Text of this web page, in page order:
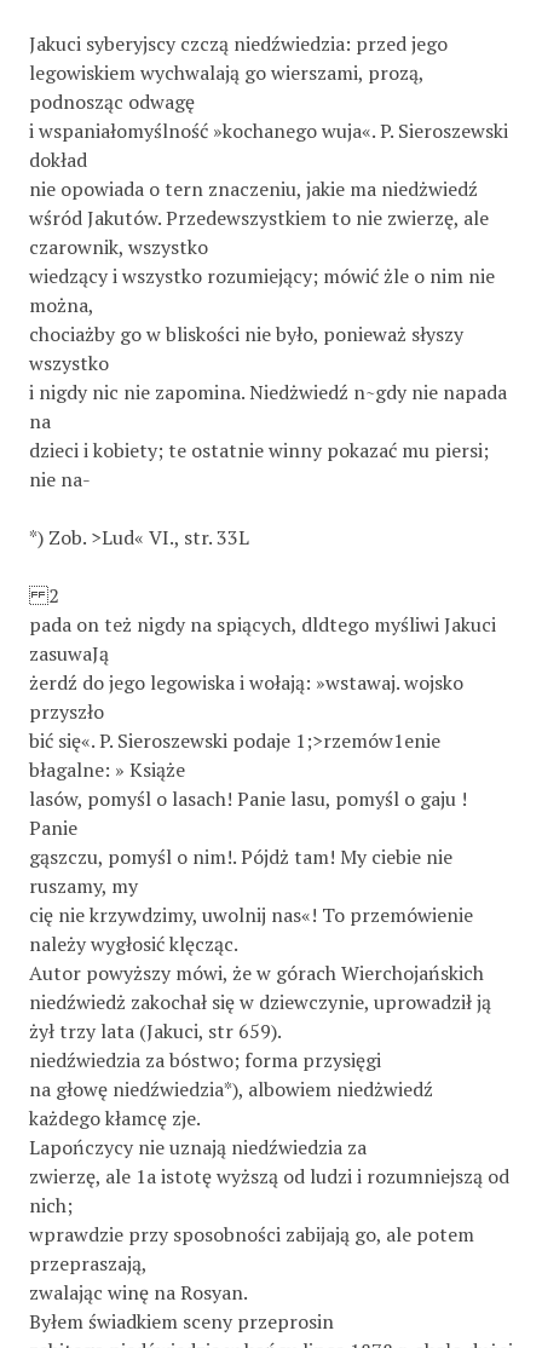
Jakuci syberyjscy czczą niedźwiedzia: przed jego
legowiskiem wychwalają go wierszami, prozą,
podnosząc odwagę
i wspaniałomyślność »kochanego wuja«. P. Sieroszewski
dokład­
nie opowiada o tern znaczeniu, jakie ma niedżwiedź
wśród Jakutów. Przedewszystkiem to nie zwierzę, ale
czarownik, wszystko
wiedzący i wszystko rozumiejący; mówić żle o nim nie
można,
chociażby go w bliskości nie było, ponieważ słyszy
wszystko
i nigdy nic nie zapomina. Niedżwiedź n~gdy nie napada
na
dzieci i kobiety; te ostatnie winny pokazać mu piersi;
nie na-
*) Zob. >Lud« VI., str. 33L
2
pada on też nigdy na spiących, dldtego myśliwi Jakuci
zasuwaJą
żerdź do jego legowiska i wołają: »wstawaj. wojsko
przyszło
bić się«. P. Sieroszewski podaje 1;>rzemów1enie
błagalne: » Książe
lasów, pomyśl o lasach! Panie lasu, pomyśl o gaju !
Panie
gąszczu, pomyśl o nim!. Pójdż tam! My ciebie nie
ruszamy, my
cię nie krzywdzimy, uwolnij nas«! To przemówienie
należy wygłosić klęcząc.
Autor powyższy mówi, że w górach Wierchojańskich
niedźwiedż zakochał się w dziewczynie, uprowadził ją
żył trzy lata (Jakuci, str 659).
niedźwiedzia za bóstwo; forma przysięgi
na głowę niedźwiedzia*), albowiem niedżwiedź
każdego kłamcę zje.
Lapończycy nie uznają niedźwiedzia za
zwierzę, ale 1a istotę wyższą od ludzi i rozumniejszą od
nich;
wprawdzie przy sposobności zabijają go, ale potem
przepraszają,
zwalając winę na Rosyan.
Byłem świadkiem sceny przeprosin